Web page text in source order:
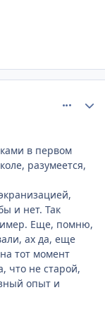
в первом
разумеется,
и нет. Так
Еще, помню,
ах да, еще
тот момент
что не старой,
опыт и